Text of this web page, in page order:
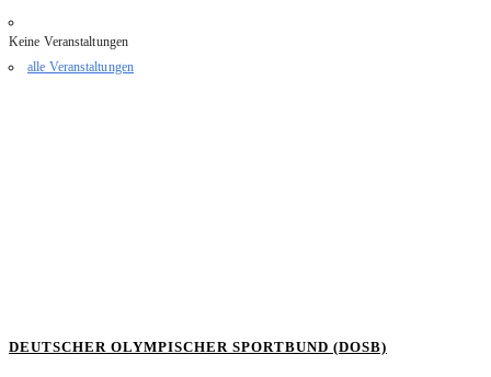
Keine Veranstaltungen
alle Veranstaltungen
DEUTSCHER OLYMPISCHER SPORTBUND (DOSB)